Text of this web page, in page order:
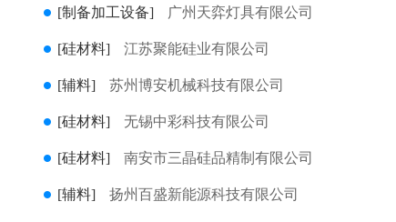
[制备加工设备] 广州天弈灯具有限公司
[硅材料] 江苏聚能硅业有限公司
[辅料] 苏州博安机械科技有限公司
[硅材料] 无锡中彩科技有限公司
[硅材料] 南安市三晶硅品精制有限公司
[辅料] 扬州百盛新能源科技有限公司